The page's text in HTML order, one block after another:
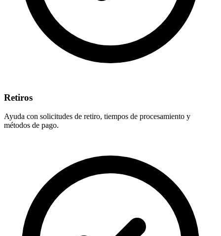
Retiros
Ayuda con solicitudes de retiro, tiempos de procesamiento y
métodos de pago.